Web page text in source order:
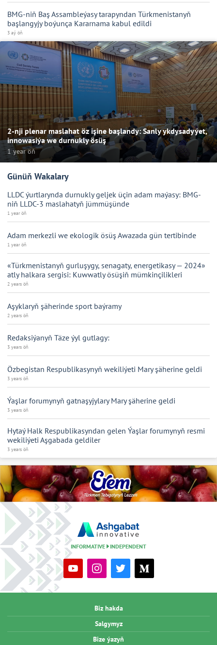
BMG-niň Baş Assambleýasy tarapyndan Türkmenistanyň
başlangyjy boýunça Kararnama kabul edildi
3 aý öň
2-nji plenar maslahat öz işine başlandy: Sanly ykdysadyýet,
innowasiýa we durnukly ösüş
1 year öň
Günüň Wakalary
LLDC ýurtlarynda durnukly geljek üçin adam maýasy: BMG-
niň LLDC-3 maslahatyň jümmüşünde
1 year öň
Adam merkezli we ekologik ösüş Awazada gün tertibinde
1 year öň
«Türkmenistanyň gurluşygy, senagaty, energetikasy — 2024»
atly halkara sergisi: Kuwwatly ösüşiň mümkinçilikleri
2 years öň
Aşyklaryň şäherinde sport baýramy
2 years öň
Redaksiýanyň Täze ýyl gutlagy:
3 years öň
Özbegistan Respublikasynyň wekiliýeti Mary şäherine geldi
3 years öň
Ýaşlar forumynyň gatnaşyjylary Mary şäherine geldi
3 years öň
Hytaý Halk Respublikasyndan gelen Ýaşlar forumynyň resmi
wekiliýeti Aşgabada geldiler
3 years öň
INFORMATIVE INDEPENDENT
Biz hakda
Salgymyz
Bize ýazyň